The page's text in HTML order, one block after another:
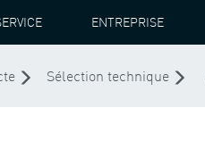
ENTREPRISE
Sélection technique